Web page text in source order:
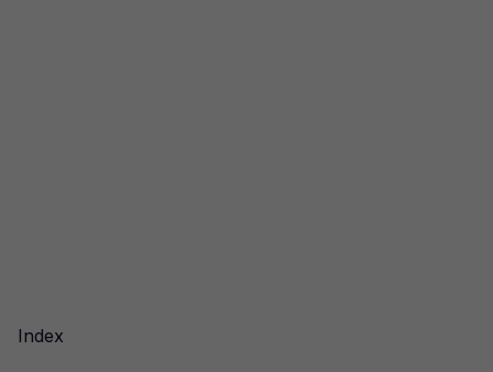
Index